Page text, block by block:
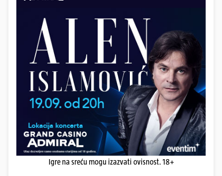
Igre na sreću mogu izazvati ovisnost. 18+